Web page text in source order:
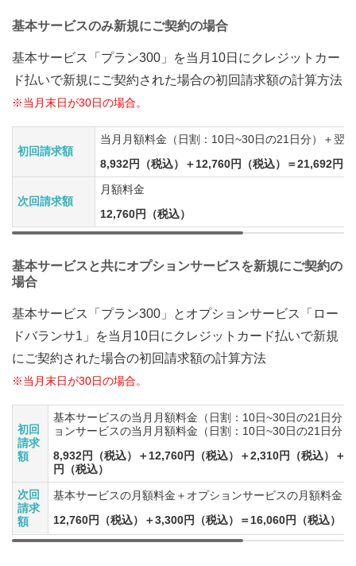
基本サービスのみ新規にご契約の場合
基本サービス「プラン300」を当月10日にクレジットカー
ド払いで新規にご契約された場合の初回請求額の計算方法
※当月末日が30日の場合。
初回請求額
当月月額料金（日割：10日~30日の21日分）＋翌
8,932円（税込）＋12,760円（税込）＝21,692円
次回請求額
月額料金
12,760円（税込）
基本サービスと共にオプションサービスを新規にご契約の
場合
基本サービス「プラン300」とオプションサービス「ロー
ドバランサ1」を当月10日にクレジットカード払いで新規
にご契約された場合の初回請求額の計算方法
※当月末日が30日の場合。
初回
請求
額
基本サービスの当月月額料金（日割：10日~30日の21日分
ョンサービスの当月月額料金（日割：10日~30日の21日分
8,932円（税込）＋12,760円（税込）＋2,310円（税込）＋
円（税込）
次回
請求
額
基本サービスの月額料金＋オプションサービスの月額料金
12,760円（税込）＋3,300円（税込）＝16,060円（税込）